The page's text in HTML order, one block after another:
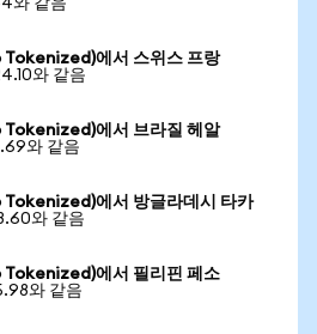
와 같음
에서 스위스 프랑
와 같음
에서 브라질 헤알
와 같음
에서 방글라데시 타카
와 같음
에서 필리핀 페소
와 같음